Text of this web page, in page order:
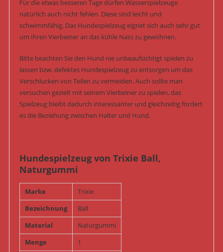
Für die etwas besseren Tage dürfen Wasserspielzeuge
natürlich auch nicht fehlen. Diese sind leicht und
schwimmfähig. Das Hundespielzeug eignet sich auch sehr gut
um Ihren Vierbeiner an das kühle Nass zu gewöhnen.
Bitte beachten Sie den Hund nie unbeaufsichtigt spielen zu
lassen bzw. defektes Hundespielzeug zu entsorgen um das
Verschlucken von Teilen zu vermeiden. Auch sollte man
versuchen gezielt mit seinem Vierbeiner zu spielen, das
Spielzeug bleibt dadurch interessanter und gleichzeitig fördert
es die Beziehung zwischen Halter und Hund.
Hundespielzeug von Trixie Ball,
Naturgummi
Marke
Trixie
Bezeichnung
Ball
Material
Naturgummi
Menge
1